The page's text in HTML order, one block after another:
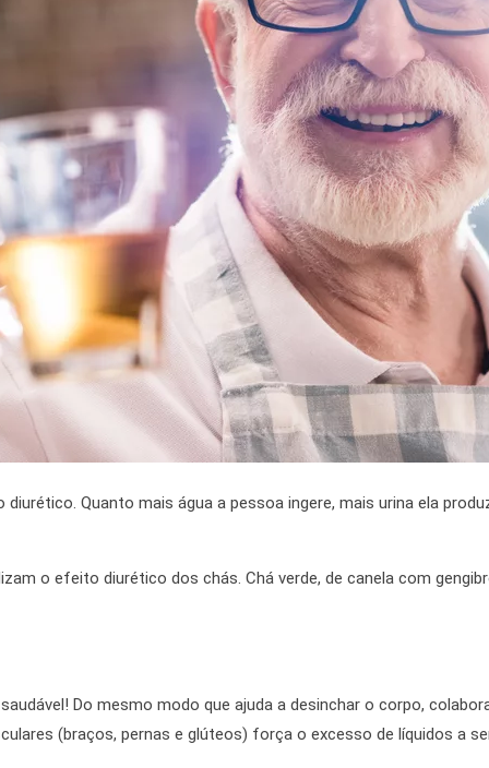
Quanto mais água a pessoa ingere, mais urina ela
o efeito diurético dos chás. Chá verde, de canela com
Do mesmo modo que ajuda a desinchar o corpo,
(braços, pernas e glúteos) força o excesso de líquidos a